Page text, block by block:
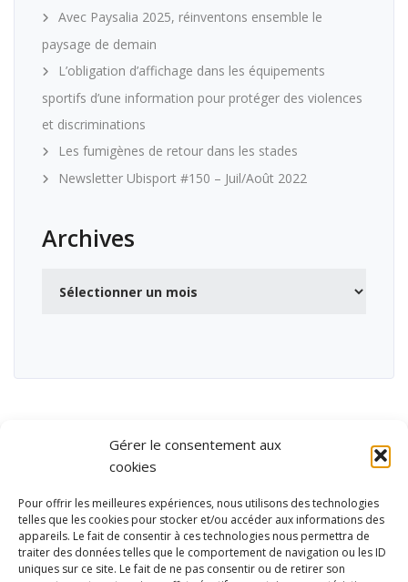
Gérer le consentement aux
cookies
Pour offrir les meilleures expériences, nous utilisons des technologies
telles que les cookies pour stocker et/ou accéder aux informations des
appareils. Le fait de consentir à ces technologies nous permettra de
traiter des données telles que le comportement de navigation ou les ID
uniques sur ce site. Le fait de ne pas consentir ou de retirer son
Avec Paysalia 2025, réinventons ensemble le
paysage de demain
L’obligation d’affichage dans les équipements
sportifs d’une information pour protéger des violences
et discriminations
Les fumigènes de retour dans les stades
Newsletter Ubisport #150 – Juil/Août 2022
Archives